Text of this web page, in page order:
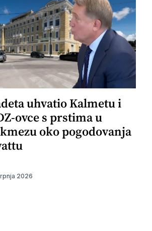
uhvatio Kalmetu i
ovce s prstima u
oko pogodovanja
2026